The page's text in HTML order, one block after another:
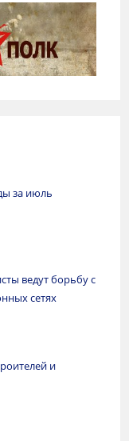
за июль
ведут борьбу с
сетях
и